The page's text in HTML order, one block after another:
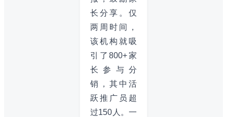
长分享。仅
两周时间，
该机构就吸
引了800+家
长参与分
销，其中活
跃推广员超
过150人。一